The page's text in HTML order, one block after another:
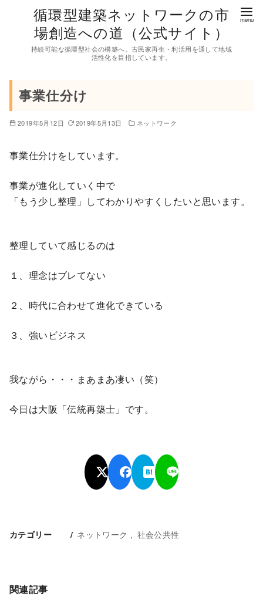
循環型建築ネットワークの市
場創造への道（公式サイト）
持続可能な循環型社会の構築へ。古民家再生・利活用を通して地域
活性化を目指しています。
事業仕分け
2019年5月12日 2019年5月13日 ネットワーク
事業仕分けをしています。
事業が進化していく中で
「もう少し整理」してわかりやすくしたいと思います。
整理していて感じるのは
１、理念はブレてない
２、時代に合わせて進化できている
３、強いビジネス
我ながら・・・まあまあ凄い（笑）
今日は大阪「伝統再築士」です。
カテゴリー ネットワーク 社会公共性
関連記事